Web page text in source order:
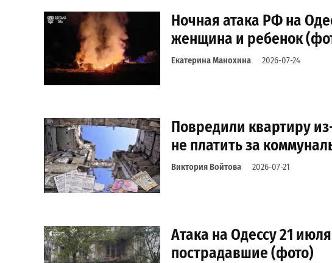
Ночная атака РФ на
женщина и ребенок
Екатерина Манохина 2026-07-24
Повредили квартиру
не платить за
Виктория Войтова 2026-07-21
Атака на Одессу 21
пострадавшие (фото)